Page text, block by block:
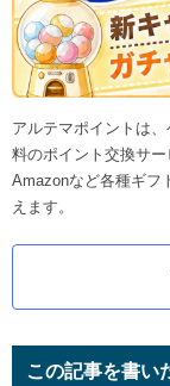
アルテマポイントは
料のポイント交換サー
Amazonなど各種ギフ
えます。
この記事を書い